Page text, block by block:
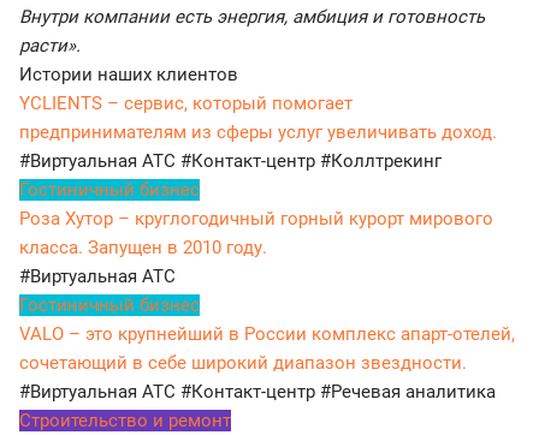
Внутри компании есть энергия, амбиция и готовность
расти».
Истории наших клиентов
YCLIENTS – сервис, который помогает
предпринимателям из сферы услуг увеличивать доход.
#Виртуальная АТС #Контакт-центр #Коллтрекинг
Гостиничный бизнес
Роза Хутор – круглогодичный горный курорт мирового
класса. Запущен в 2010 году.
#Виртуальная АТС
Гостиничный бизнес
VALO – это крупнейший в России комплекс апарт-отелей,
сочетающий в себе широкий диапазон звездности.
#Виртуальная АТС #Контакт-центр #Речевая аналитика
Строительство и ремонт